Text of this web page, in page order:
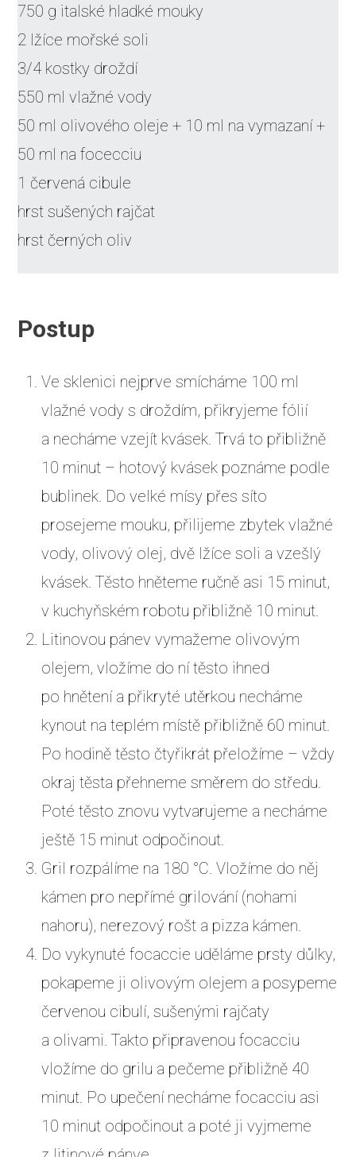
750 g italské hladké mouky
2 lžíce mořské soli
3/4 kostky droždí
550 ml vlažné vody
50 ml olivového oleje + 10 ml na vymazaní +
50 ml na focecciu
1 červená cibule
hrst sušených rajčat
hrst černých oliv
Postup
Ve sklenici nejprve smícháme 100 ml
vlažné vody s droždím, přikryjeme fólií
a necháme vzejít kvásek. Trvá to přibližně
10 minut – hotový kvásek poznáme podle
bublinek. Do velké mísy přes síto
prosejeme mouku, přilijeme zbytek vlažné
vody, olivový olej, dvě lžíce soli a vzešlý
kvásek. Těsto hněteme ručně asi 15 minut,
v kuchyňském robotu přibližně 10 minut.
Litinovou pánev vymažeme olivovým
olejem, vložíme do ní těsto ihned
po hnětení a přikryté utěrkou necháme
kynout na teplém místě přibližně 60 minut.
Po hodině těsto čtyřikrát přeložíme – vždy
okraj těsta přehneme směrem do středu.
Poté těsto znovu vytvarujeme a necháme
ještě 15 minut odpočinout.
Gril rozpálíme na 180 °C. Vložíme do něj
kámen pro nepřímé grilování (nohami
nahoru), nerezový rošt a pizza kámen.
Do vykynuté focaccie uděláme prsty důlky,
pokapeme ji olivovým olejem a posypeme
červenou cibulí, sušenými rajčaty
a olivami. Takto připravenou focacciu
vložíme do grilu a pečeme přibližně 40
minut. Po upečení necháme focacciu asi
10 minut odpočinout a poté ji vyjmeme